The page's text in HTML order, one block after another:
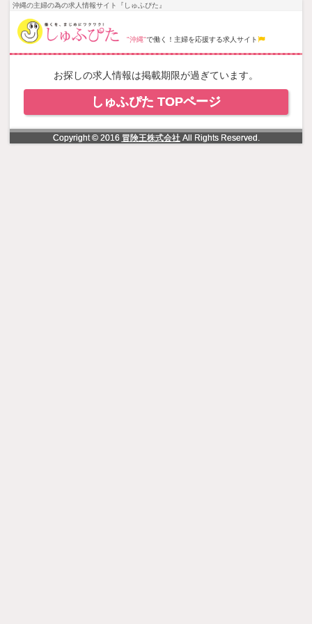
NowLoading
沖縄の主婦の為の求人情報サイト『しゅふぴた』
"沖縄"で働く！主婦を応援する求人サイト
お探しの求人情報は掲載期限が過ぎています。
しゅふぴた TOPページ
Copyright © 2016 冒険王株式会社All Rights Reserved.